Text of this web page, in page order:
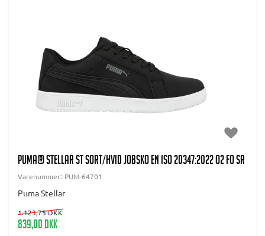
PUMA® Stellar ST Sort/hvid jobsko EN ISO 20347:2022 O2 FO SR
Varenummer: PUM-64701
Puma Stellar
1.123,75 DKK
839,00 DKK